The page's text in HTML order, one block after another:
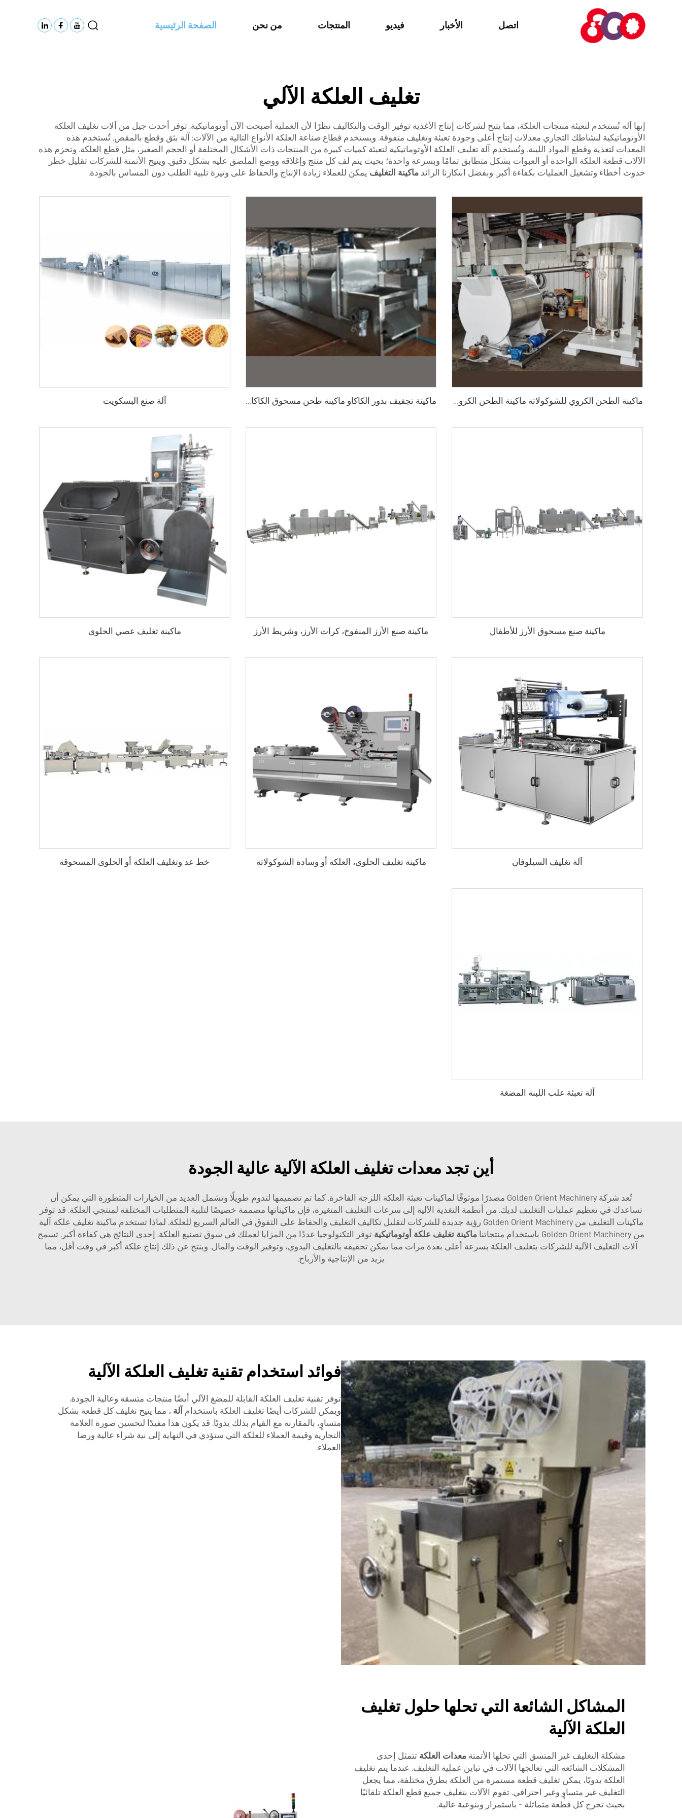
الصفحة الرئيسية من نحن المنتجات فيديو الأخبار اتصل
تغليف العلكة الآلي
إنها آلة تُستخدم لتعبئة منتجات العلكة، مما يتيح لشركات إنتاج الأغذية توفير الوقت والتكاليف نظرًا لأن العملية أصبحت الآن أوتوماتيكية. توفر أحدث جيل من آلات تغليف العلكة
الأوتوماتيكية لنشاطك التجاري معدلات إنتاج أعلى وجودة تعبئة وتغليف متفوقة. ويستخدم قطاع صناعة العلكة الأنواع التالية من الآلات: آلة بثق وقطع بالمقص. تُستخدم هذه
المعدات لتغذية وقطع المواد اللينة. وتُستخدم آلة تغليف العلكة الأوتوماتيكية لتعبئة كميات كبيرة من المنتجات ذات الأشكال المختلفة أو الحجم الصغير، مثل قطع العلكة. وتحزم هذه
الآلات قطعة العلكة الواحدة أو العبوات بشكل متطابق تمامًا وبسرعة واحدة؛ بحيث يتم لف كل منتج وإغلاقه ووضع الملصق عليه بشكل دقيق. ويتيح الأتمتة للشركات تقليل خطر
حدوث أخطاء وتشغيل العمليات بكفاءة أكبر. وبفضل ابتكارنا الرائد ماكينة التغليف يمكن للعملاء زيادة الإنتاج والحفاظ على وتيرة تلبية الطلب دون المساس بالجودة.
ماكينة الطحن الكروي للشوكولاتة ماكينة الطحن الكروي للشوكولاتة مع الكونش ماكينة تجفيف بذور الكاكاو ماكينة طحن مسحوق الكاكاو ماكينات ضغط الكاكاو آلة صنع البسكويت
ماكينة صنع مسحوق الأرز للأطفال ماكينة صنع الأرز المنفوخ، كرات الأرز، وشريط الأرز ماكينة تغليف عصي الحلوى
آلة تغليف السيلوفان ماكينة تغليف الحلوى، العلكة أو وسادة الشوكولاتة خط عد وتغليف العلكة أو الحلوى المسحوقة
آلة تعبئة علب اللبنة المضغة
أين تجد معدات تغليف العلكة الآلية عالية الجودة
تُعد شركة Golden Orient Machinery مصدرًا موثوقًا لماكينات تعبئة العلكة اللزجة الفاخرة. كما تم تصميمها لتدوم طويلًا وتشمل العديد من الخيارات المتطورة التي يمكن أن
تساعدك في تعظيم عمليات التغليف لديك. من أنظمة التغذية الآلية إلى سرعات التغليف المتغيرة، فإن ماكيناتها مصممة خصيصًا لتلبية المتطلبات المختلفة لمنتجي العلكة. قد توفر
ماكينات التغليف من Golden Orient Machinery رؤية جديدة للشركات لتقليل تكاليف التغليف والحفاظ على التفوق في العالم السريع للعلكة. لماذا تستخدم ماكينة تغليف علكة آلية
من Golden Orient Machinery باستخدام منتجاتنا
ماكينة تغليف علكة أوتوماتيكية توفر التكنولوجيا عددًا من المزايا لعملك في سوق تصنيع العلكة. إحدى النتائج هي كفاءة أكبر. تسمح
آلات التغليف الآلية للشركات بتغليف العلكة بسرعة أعلى بعدة مرات مما يمكن تحقيقه بالتغليف اليدوي، وتوفير الوقت والمال. وينتج عن ذلك إنتاج علكة أكبر في وقت أقل، مما
يزيد من الإنتاجية والأرباح.
فوائد استخدام تقنية تغليف العلكة الآلية
توفر تقنية تغليف العلكة القابلة للمضغ الآلي أيضًا منتجات متسقة وعالية الجودة.
ويمكن للشركات أيضًا تغليف العلكة باستخدام آلة ، مما يتيح تغليف كل قطعة بشكل
متساوٍ، بالمقارنة مع القيام بذلك يدويًا. قد يكون هذا مفيدًا لتحسين صورة العلامة
التجارية وقيمة العملاء للعلكة التي ستؤدي في النهاية إلى نية شراء عالية ورضا
العملاء.
المشاكل الشائعة التي تحلها حلول تغليف
العلكة الآلية
مشكلة التغليف غير المتسق التي تحلها الأتمتة معدات العلكة تتمثل إحدى
المشكلات الشائعة التي تعالجها الآلات في تباين عملية التغليف. عندما يتم تغليف
العلكة يدويًا، يمكن تغليف قطعة مستمرة من العلكة بطرق مختلفة، مما يجعل
التغليف غير متساوٍ وغير احترافي. تقوم الآلات بتغليف جميع قطع العلكة تلقائيًا
بحيث تخرج كل قطعة متماثلة - باستمرار وبنوعية عالية.